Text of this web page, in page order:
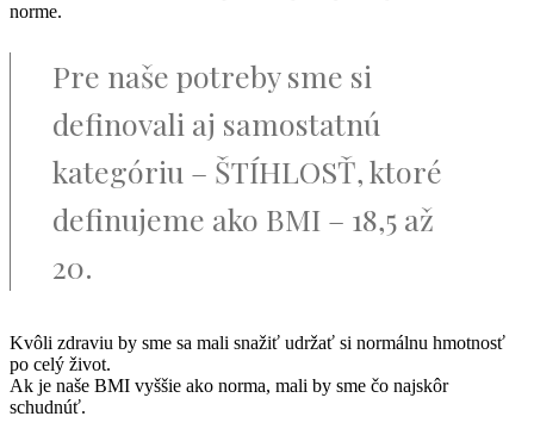
norme.
Pre naše potreby sme si
definovali aj samostatnú
kategóriu – ŠTÍHLOSŤ, ktoré
definujeme ako BMI – 18,5 až
20.
Kvôli zdraviu by sme sa mali snažiť udržať si normálnu hmotnosť
po celý život.
Ak je naše BMI vyššie ako norma, mali by sme čo najskôr
schudnúť.